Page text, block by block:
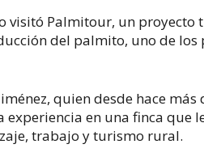
visitó Palmitour, un proyecto
del palmito, uno de los
quien desde hace más
en una finca que
trabajo y turismo rural.